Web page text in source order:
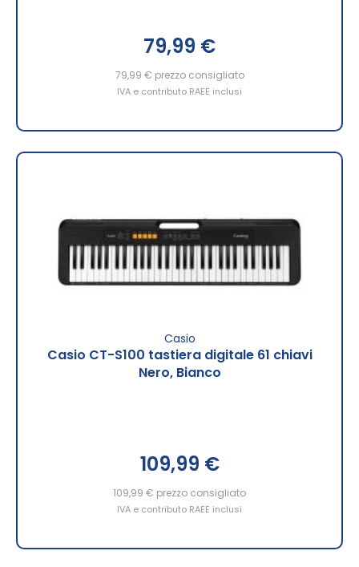
79,99 €
79,99 € prezzo consigliato
IVA e contributo RAEE inclusi
Casio
Casio CT-S100 tastiera digitale 61 chiavi
Nero, Bianco
109,99 €
109,99 € prezzo consigliato
IVA e contributo RAEE inclusi